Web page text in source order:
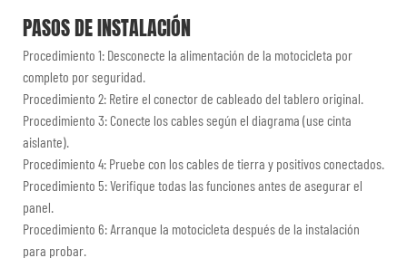
PASOS DE INSTALACIÓN
Procedimiento 1: Desconecte la alimentación de la motocicleta por
completo por seguridad.
Procedimiento 2: Retire el conector de cableado del tablero original.
Procedimiento 3: Conecte los cables según el diagrama (use cinta
aislante).
Procedimiento 4: Pruebe con los cables de tierra y positivos conectados.
Procedimiento 5: Verifique todas las funciones antes de asegurar el
panel.
Procedimiento 6: Arranque la motocicleta después de la instalación
para probar.